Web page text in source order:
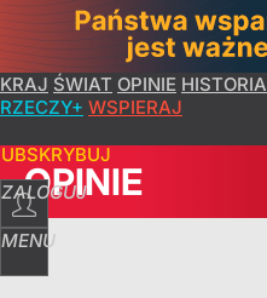
KRAJ ŚWIAT OPINIE HISTORIA
RZECZY+ WSPIERAJ
ZALOGUJ
MENU
OPINIE